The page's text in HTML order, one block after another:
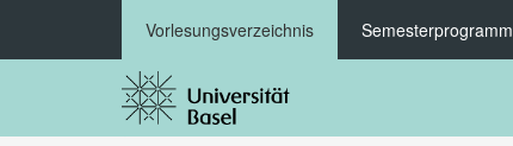
Vorlesungsverzeichnis Semesterprogramm